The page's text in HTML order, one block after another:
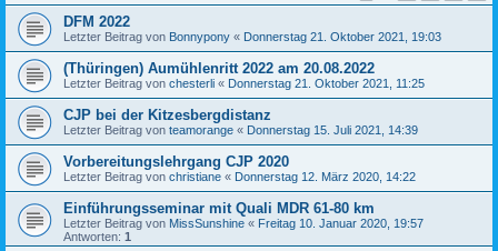
DFM 2022
Letzter Beitrag von Bonnypony « Donnerstag 21. Oktober 2021, 19:03
(Thüringen) Aumühlenritt 2022 am 20.08.2022
Letzter Beitrag von chesterli « Donnerstag 21. Oktober 2021, 11:25
CJP bei der Kitzesbergdistanz
Letzter Beitrag von teamorange « Donnerstag 15. Juli 2021, 14:39
Vorbereitungslehrgang CJP 2020
Letzter Beitrag von christiane « Donnerstag 12. März 2020, 14:22
Einführungsseminar mit Quali MDR 61-80 km
Letzter Beitrag von MissSunshine « Freitag 10. Januar 2020, 19:57
Antworten: 1